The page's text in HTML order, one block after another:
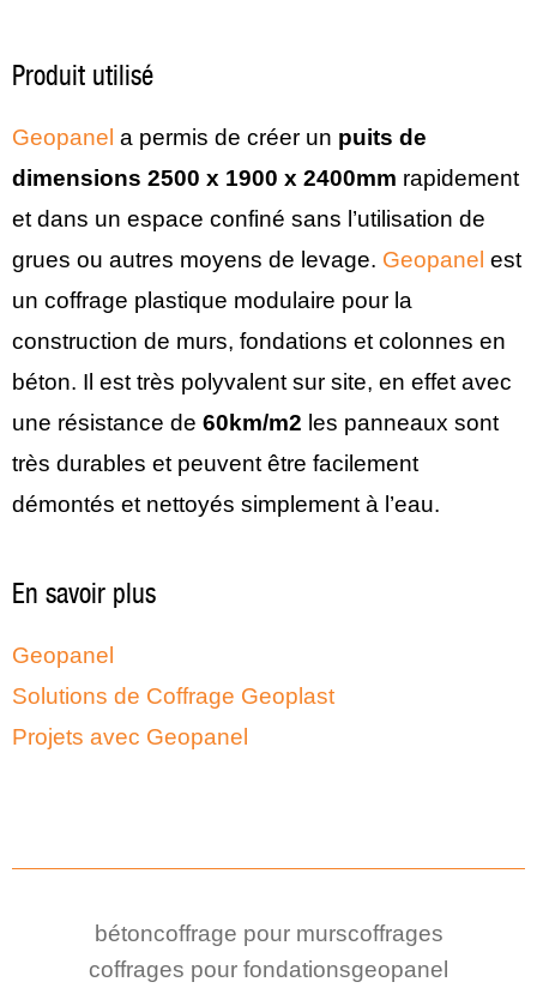
Produit utilisé
Geopanel a permis de créer un puits de
dimensions 2500 x 1900 x 2400mm rapidement
et dans un espace confiné sans l’utilisation de
grues ou autres moyens de levage. Geopanel est
un coffrage plastique modulaire pour la
construction de murs, fondations et colonnes en
béton. Il est très polyvalent sur site, en effet avec
une résistance de 60km/m2 les panneaux sont
très durables et peuvent être facilement
démontés et nettoyés simplement à l’eau.
En savoir plus
Geopanel
Solutions de Coffrage Geoplast
Projets avec Geopanel
bétoncoffrage pour murscoffrages
coffrages pour fondationsgeopanel